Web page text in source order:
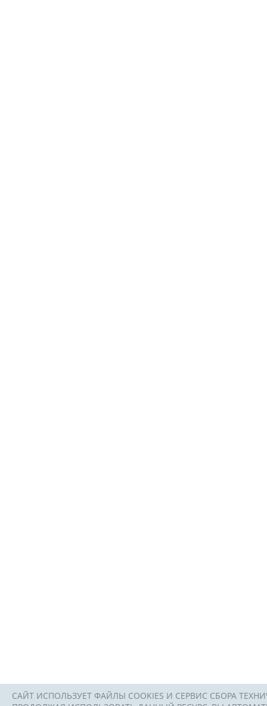
САЙТ ИСПОЛЬЗУЕТ ФАЙЛЫ COOKIES И СЕРВИС СБОРА